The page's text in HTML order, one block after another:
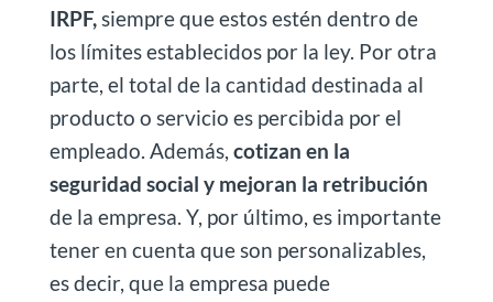
IRPF,siempre que estos estén dentro de
los límites establecidos por la ley. Por otra
parte, el total de la cantidad destinada al
producto o servicio es percibida por el
empleado. Además, cotizan en la
seguridad social y mejoran la retribución
de la empresa. Y, por último, es importante
tener en cuenta que son personalizables,
es decir, que la empresa puede